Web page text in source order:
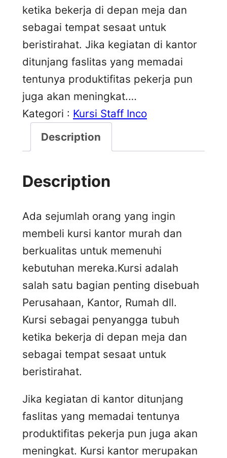
ketika bekerja di depan meja dan
sebagai tempat sesaat untuk
beristirahat. Jika kegiatan di kantor
ditunjang faslitas yang memadai
tentunya produktifitas pekerja pun
juga akan meningkat.…
Kategori : Kursi Staff Inco
Description
Description
Ada sejumlah orang yang ingin
membeli kursi kantor murah dan
berkualitas untuk memenuhi
kebutuhan mereka.Kursi adalah
salah satu bagian penting disebuah
Perusahaan, Kantor, Rumah dll.
Kursi sebagai penyangga tubuh
ketika bekerja di depan meja dan
sebagai tempat sesaat untuk
beristirahat.
Jika kegiatan di kantor ditunjang
faslitas yang memadai tentunya
produktifitas pekerja pun juga akan
meningkat. Kursi kantor merupakan